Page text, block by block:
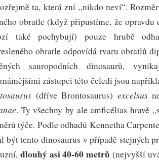
ta, která zní „nikdo neví“.
obratle (když připustíme, že
také pochybují) pouze hrubě
obratle odpovídá tvaru obratlů
sauropodních dinosaurů,
zástupci této čeledi jsou
(dříve Brontosaurus) excelsus
. Ty všechny by ale amficélias hravě
týče. Podle odhadů Kennetha
být tento dinosaurus v případě stejných
dlouhý asi 40-60 metrů(nejvyšší